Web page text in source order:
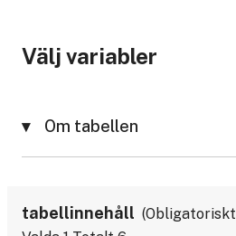
Välj variabler
Om tabellen
tabellinnehåll
Obligatoriskt